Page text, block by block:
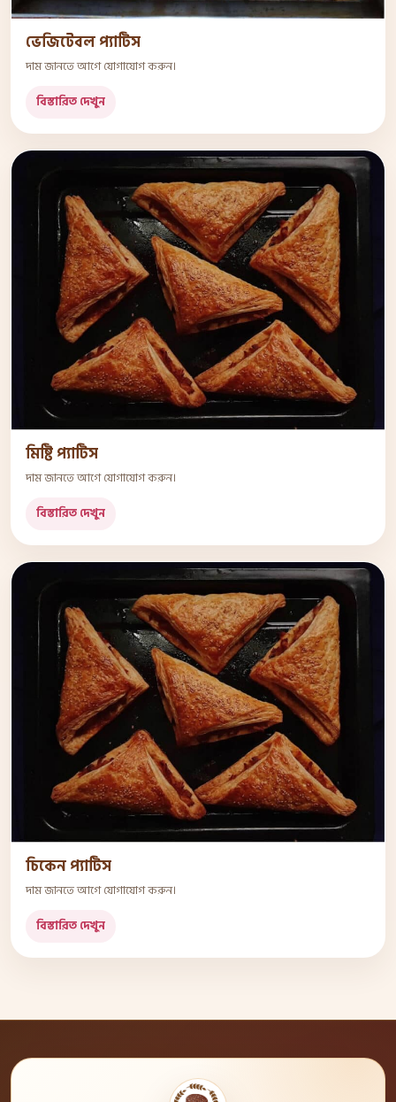
ভেজিটেবল প্যাটিস
দাম জানতে আগে যোগাযোগ করুন।
বিস্তারিত দেখুন
মিষ্টি প্যাটিস
দাম জানতে আগে যোগাযোগ করুন।
বিস্তারিত দেখুন
চিকেন প্যাটিস
দাম জানতে আগে যোগাযোগ করুন।
বিস্তারিত দেখুন